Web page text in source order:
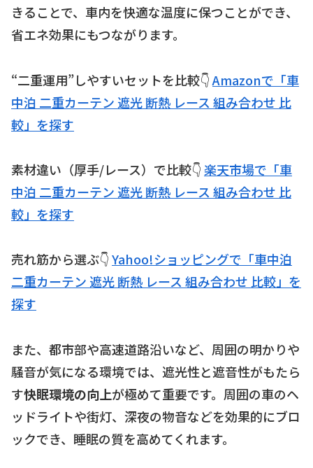
きることで、車内を快適な温度に保つことができ、
省エネ効果にもつながります。
“二重運用”しやすいセットを比較👇Amazonで「車
中泊 二重カーテン 遮光 断熱 レース 組み合わせ 比
較」を探す
素材違い（厚手/レース）で比較👇楽天市場で「車
中泊 二重カーテン 遮光 断熱 レース 組み合わせ 比
較」を探す
売れ筋から選ぶ👇Yahoo!ショッピングで「車中泊
二重カーテン 遮光 断熱 レース 組み合わせ 比較」を
探す
また、都市部や高速道路沿いなど、周囲の明かりや
騒音が気になる環境では、遮光性と遮音性がもたら
す快眠環境の向上が極めて重要です。周囲の車のヘ
ッドライトや街灯、深夜の物音などを効果的にブロ
ックでき、睡眠の質を高めてくれます。